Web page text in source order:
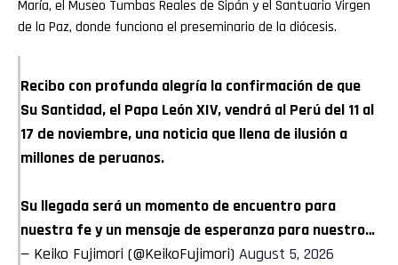
María, el Museo Tumbas Reales de Sipán y el Santuario Virgen
de la Paz, donde funciona el preseminario de la diócesis.
Recibo con profunda alegría la confirmación de que
Su Santidad, el Papa León XIV, vendrá al Perú del 11 al
17 de noviembre, una noticia que llena de ilusión a
millones de peruanos.
Su llegada será un momento de encuentro para
nuestra fe y un mensaje de esperanza para nuestro…
— Keiko Fujimori (@KeikoFujimori) August 5, 2026